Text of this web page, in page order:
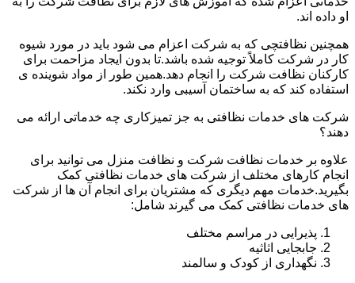
او داده اند.
همچنین نظافتچی که به شرکت اعزام می شود باید در مورد شیوه
کار در شرکت کاملاً توجیه شده باشد.تا بدون ایجاد مزاحمت برای
کارکنان نظافت شرکت را انجام دهد.همین طور از مواد شوینده ی
استفاده کند که به ساختمان آسیبی وارد نکند.
شرکت های خدمات نظافتی به جز تمیزکاری چه خدماتی ارائه می
دهند؟
علاوه بر خدمات نظافت شرکت و نظافت منزل می توانید برای
انجام کارهای مختلف از شرکت های خدمات نظافتی کمک
بگیرید.خدمات مهم دیگری که مشتریان برای انجام آن ها از شرکت
های خدمات نظافتی کمک می گیرند شامل:
پذیرایی در مراسم مختلف
جابجایی اثاثیه
نگهداری از کودک و سالمند